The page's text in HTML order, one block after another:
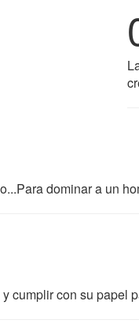
dominar a un
cumplir con su papel